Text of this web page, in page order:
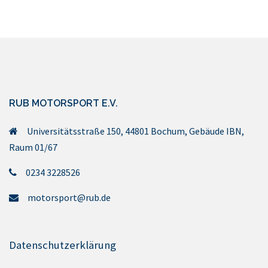
RUB MOTORSPORT E.V.
Universitätsstraße 150, 44801 Bochum, Gebäude IBN,
Raum 01/67
0234 3228526
motorsport@rub.de
Datenschutzerklärung